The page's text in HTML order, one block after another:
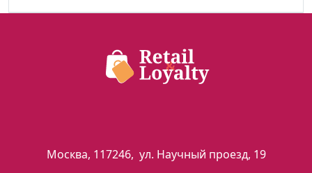
Москва, 117246, ул. Научный проезд, 19